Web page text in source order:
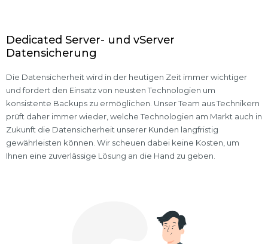
Dedicated Server- und vServer
Datensicherung
Die Datensicherheit wird in der heutigen Zeit immer wichtiger
und fordert den Einsatz von neusten Technologien um
konsistente Backups zu ermöglichen. Unser Team aus Technikern
prüft daher immer wieder, welche Technologien am Markt auch in
Zukunft die Datensicherheit unserer Kunden langfristig
gewährleisten können. Wir scheuen dabei keine Kosten, um
Ihnen eine zuverlässige Lösung an die Hand zu geben.